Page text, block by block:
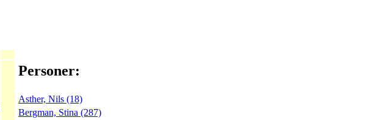
Personer:
Asther, Nils (18)
Bergman, Stina (287)